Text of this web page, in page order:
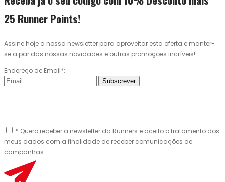
25 Runner Points!
Assine hoje a nossa newsletter para aproveitar esta oferta e manter-
se a par das nossas novidades e outras promoções incríveis!
Endereço de Email*:
Subscrever
* Quero receber a newsletter da Runners e aceito o tratamento dos
meus dados com a finalidade de receber comunicações de
campanhas.